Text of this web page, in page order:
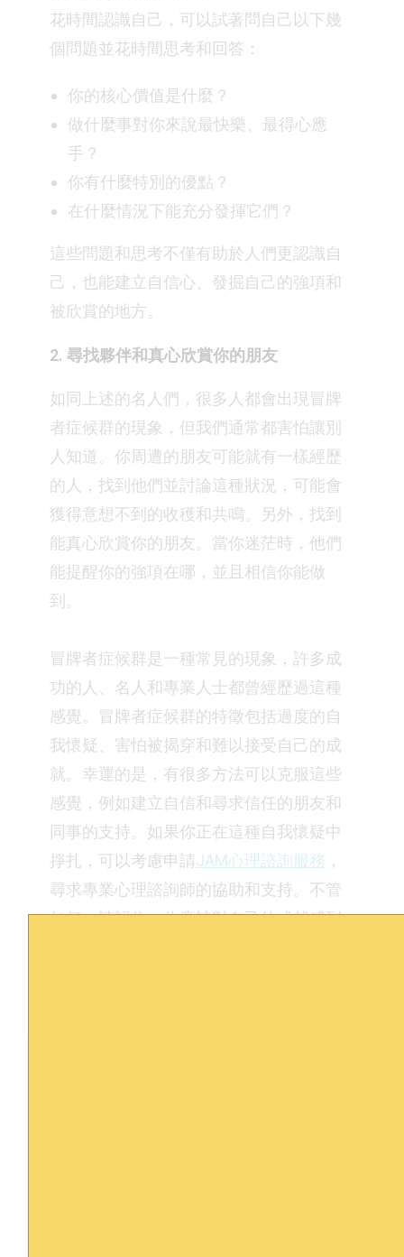
花時間認識自己，可以試著問自己以下幾
個問題並花時間思考和回答：⁣
你的核心價值是什麼？⁣
做什麼事對你來說最快樂、最得心應
手？⁣
你有什麼特別的優點？⁣
在什麼情況下能充分發揮它們？⁣
這些問題和思考不僅有助於人們更認識自
己，也能建立自信心、發掘自己的強項和
被欣賞的地方。⁣
2. 尋找夥伴和真心欣賞你的朋友⁣
如同上述的名人們，很多人都會出現冒牌
者症候群的現象，但我們通常都害怕讓別
人知道。你周遭的朋友可能就有一樣經歷
的人，找到他們並討論這種狀況，可能會
獲得意想不到的收穫和共鳴。另外，找到
能真心欣賞你的朋友。當你迷茫時，他們
能提醒你的強項在哪，並且相信你能做
到。⁣
冒牌者症候群是一種常見的現象，許多成
功的人、名人和專業人士都曾經歷過這種
感覺。冒牌者症候群的特徵包括過度的自
我懷疑、害怕被揭穿和難以接受自己的成
就。幸運的是，有很多方法可以克服這些
感覺，例如建立自信和尋求信任的朋友和
同事的支持。如果你正在這種自我懷疑中
掙扎，可以考慮申請JAM心理諮詢服務 ，
尋求專業心理諮詢師的協助和支持。不管
如何，請記住，你應該對自己的成就感到